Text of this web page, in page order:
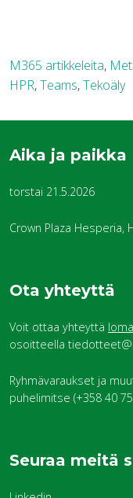
M365 artikkeleita,
HPR,Teams,Tekoäly
Aika ja paikka
torstai 21.5.2026
Crown Plaza Hesperia,
Ota yhteyttä
Voit ottaa yhteyttä
osoitteella
Ryhmävaraukset ja
puhelimitse (+358 40
Seuraa meitä